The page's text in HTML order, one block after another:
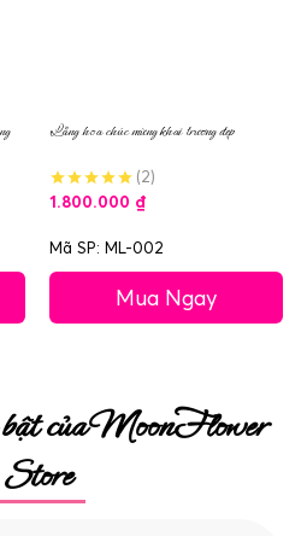
Lẵng hoa chúc mừng khai trương đẹp
(2)
1.800.000 ₫
Mã SP: ML-002
Mua Ngay
của MoonFlower
Store